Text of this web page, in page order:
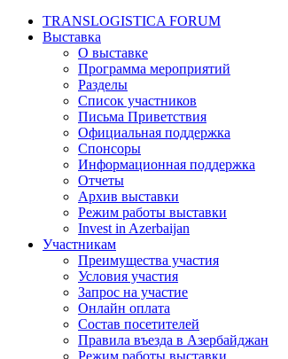
TRANSLOGISTICA FORUM
Выставка
О выставке
Программа мероприятий
Разделы
Список участников
Письма Приветствия
Официальная поддержка
Спонсоры
Информационная поддержка
Отчеты
Архив выставки
Режим работы выставки
Invest in Azerbaijan
Участникам
Преимущества участия
Условия участия
Запрос на участие
Онлайн оплата
Состав посетителей
Правила въезда в Азербайджан